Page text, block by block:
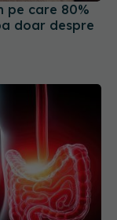
pe care 80%
doar despre